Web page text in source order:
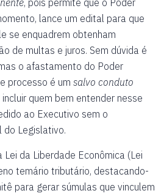
, pois permite que o Poder
lance um edital para que
se enquadrem obtenham
de multas e juros. Sem dúvida é
o afastamento do Poder
processo é um salvo conduto
quem bem entender nesse
ao Executivo sem o
do Legislativo.
da Liberdade Econômica (Lei
temário tributário, destacando-
para gerar súmulas que vinculem